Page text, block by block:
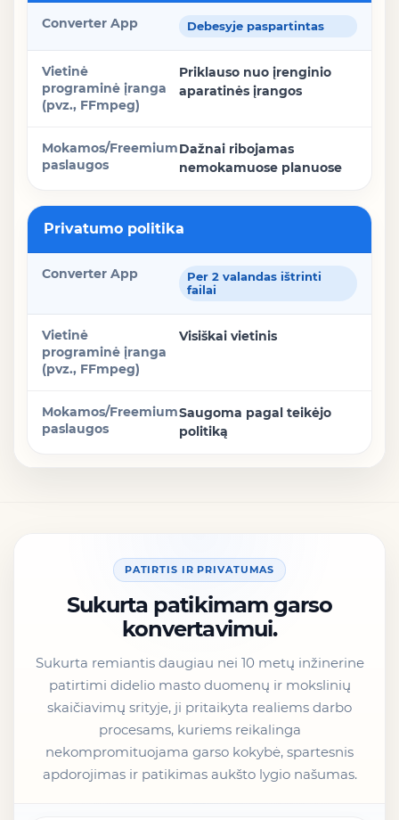
Debesyje paspartintas
Priklauso nuo įrenginio
aparatinės įrangos
Dažnai ribojamas
nemokamuose planuose
Privatumo politika
Per 2 valandas ištrinti
failai
Visiškai vietinis
Saugoma pagal teikėjo
politiką
PATIRTIS IR PRIVATUMAS
Sukurta patikimam garso
konvertavimui.
Sukurta remiantis daugiau nei 10 metų inžinerine
patirtimi didelio masto duomenų ir mokslinių
skaičiavimų srityje, ji pritaikyta realiems darbo
procesams, kuriems reikalinga
nekompromituojama garso kokybė, spartesnis
apdorojimas ir patikimas aukšto lygio našumas.